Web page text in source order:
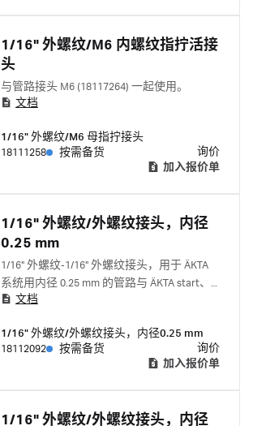
1/16" 外螺纹/M6 内螺纹指拧活接
头
与管路接头 M6 (18117264) 一起使用。
文档
1/16" 外螺纹/M6 母指拧接头
18111258
按需备货
询价
加入报价单
1/16" 外螺纹/外螺纹接头，内径
0.25 mm
1/16" 外螺纹-1/16" 外螺纹接头，用于 ÄKTA
系统用内径 0.25 mm 的管路与 ÄKTA start、
ÄKTA go、ÄKTA pure 和 ÄKTA avant 配套使
文档
1/16" 外螺纹/外螺纹接头，内径0.25 mm
18112092
按需备货
询价
加入报价单
1/16" 外螺纹/外螺纹接头，内径